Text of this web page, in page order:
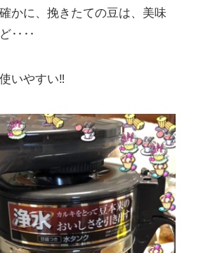
かに、挽きたての豆は、美味
ど‥‥
いやすい‼